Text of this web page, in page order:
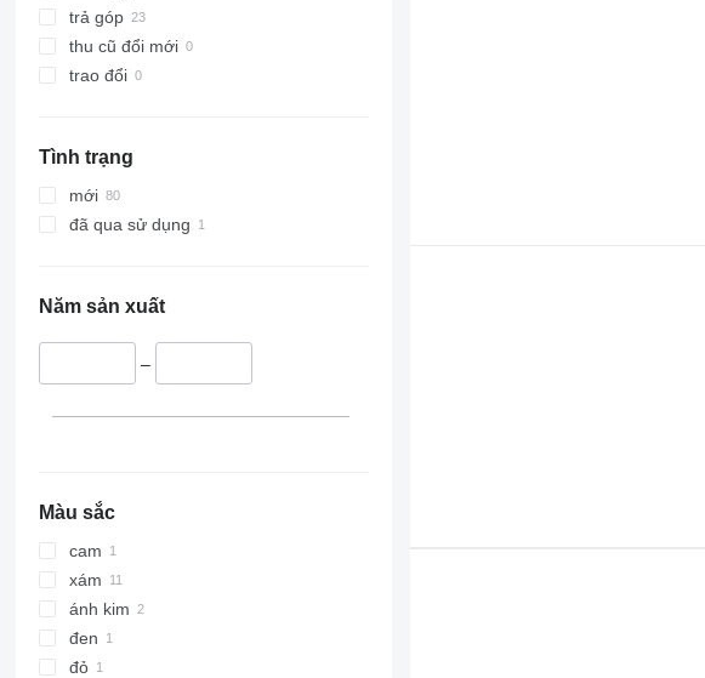
trả góp
thu cũ đổi mới
trao đổi
Tình trạng
mới
đã qua sử dụng
Năm sản xuất
–
Màu sắc
cam
xám
ánh kim
đen
đỏ